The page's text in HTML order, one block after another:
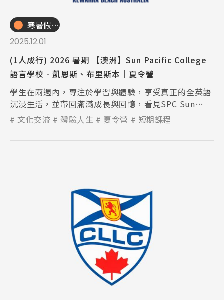
寒暑假遊學團
2025.12.01
(1人成行) 2026 暑期 【澳洲】Sun Pacific College
語言學校 - 凱恩斯、布里斯本｜夏令營
學生在兩週內，專注於學習與體驗，享受真正的全英語
沉浸生活，並帶回滿滿成長與回憶，看見SPC Sun
Pacific College 的魅力！
文化交流 體驗人生 夏令營 短期課程